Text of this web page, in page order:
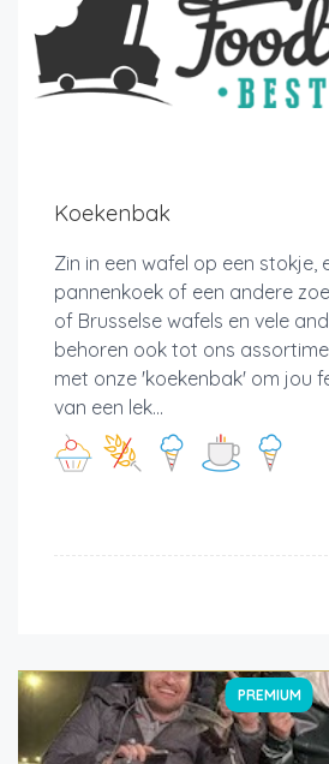
Koekenbak
Zin in een wafel op een stokje,
pannenkoek of een andere
of Brusselse wafels en vele
behoren ook tot ons
met onze 'koekenbak' om jou
van een lek...
PREMIUM